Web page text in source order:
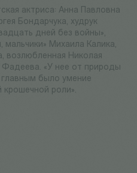
актриса: Анна Павловна
Бондарчука, худрук
дней без войны»,
Михаила Калика,
возлюбленная Николая
«У нее от природы
было умение
роли».